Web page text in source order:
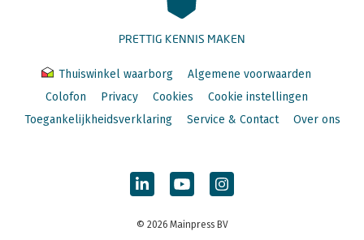
PRETTIG KENNIS MAKEN
Thuiswinkel waarborg
Algemene voorwaarden
Colofon
Privacy Cookies
Cookie instellingen
Toegankelijkheidsverklaring
Service & Contact Over ons
© 2026 Mainpress BV